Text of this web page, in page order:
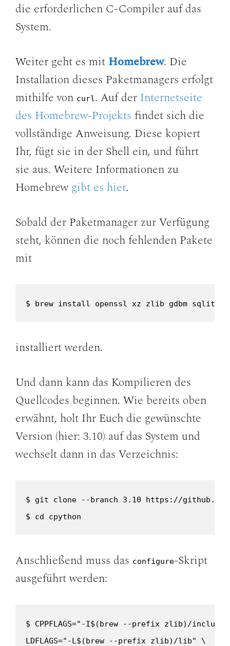
die erforderlichen C-Compiler auf das
System.
Weiter geht es mit Homebrew. Die
Installation dieses Paketmanagers erfolgt
mithilfe von curl. Auf der Internetseite
des Homebrew-Projekts findet sich die
vollständige Anweisung. Diese kopiert
Ihr, fügt sie in der Shell ein, und führt
sie aus. Weitere Informationen zu
Homebrewgibt es hier.
Sobald der Paketmanager zur Verfügung
steht, können die noch fehlenden Pakete
mit
$ brew install openssl xz zlib gdbm sqlite
installiert werden.
Und dann kann das Kompilieren des
Quellcodes beginnen. Wie bereits oben
erwähnt, holt Ihr Euch die gewünschte
Version (hier: 3.10) auf das System und
wechselt dann in das Verzeichnis:
$ git clone --branch 3.10 https://
$ cd cpython
Anschließend muss das configure-Skript
ausgeführt werden:
$ CPPFLAGS="-I$(brew --prefix zlib)/
LDFLAGS="-L$(brew --prefix zlib)/lib" \